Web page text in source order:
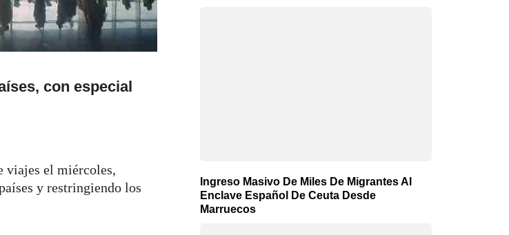
con especial
viajes el miércoles,
y restringiendo los
Ingreso Masivo De Miles De Migrantes Al
Enclave Español De Ceuta Desde
Marruecos